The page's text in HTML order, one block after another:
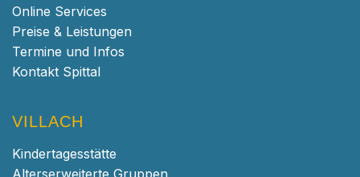
Online Services
Preise & Leistungen
Termine und Infos
Kontakt Spittal
VILLACH
Kindertagesstätte
Alterserweiterte Gruppen